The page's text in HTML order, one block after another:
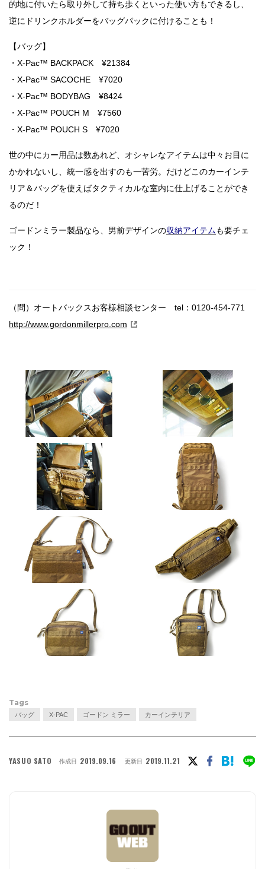
的地に付いたら取り外して持ち歩くといった使い方もできるし、
逆にドリンクホルダーをバッグパックに付けることも！
【バッグ】
・X-Pac™ BACKPACK ¥21384
・X-Pac™ SACOCHE ¥7020
・X-Pac™ BODYBAG ¥8424
・X-Pac™ POUCH M ¥7560
・X-Pac™ POUCH S ¥7020
世の中にカー用品は数あれど、オシャレなアイテムは中々お目に
かかれないし、統一感を出すのも一苦労。だけどこのカーインテ
リア＆バッグを使えばタクティカルな室内に仕上げることができ
るのだ！
ゴードンミラー製品なら、男前デザインの収納アイテムも要チェ
ック！
（問）オートバックスお客様相談センター tel：0120-454-771
http://www.gordonmillerpro.com
Tags
バッグ X-PAC ゴードン ミラー カーインテリア
YASUO SATO 作成日 2019.09.16 更新日 2019.11.21